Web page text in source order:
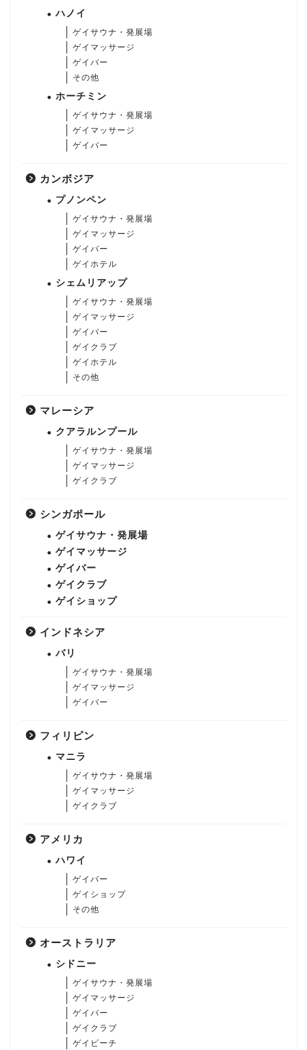
ハノイ
ゲイサウナ・発展場
ゲイマッサージ
ゲイバー
その他
ホーチミン
ゲイサウナ・発展場
ゲイマッサージ
ゲイバー
カンボジア
プノンペン
ゲイサウナ・発展場
ゲイマッサージ
ゲイバー
ゲイホテル
シェムリアップ
ゲイサウナ・発展場
ゲイマッサージ
ゲイバー
ゲイクラブ
ゲイホテル
その他
マレーシア
クアラルンプール
ゲイサウナ・発展場
ゲイマッサージ
ゲイクラブ
シンガポール
ゲイサウナ・発展場
ゲイマッサージ
ゲイバー
ゲイクラブ
ゲイショップ
インドネシア
バリ
ゲイサウナ・発展場
ゲイマッサージ
ゲイバー
フィリピン
マニラ
ゲイサウナ・発展場
ゲイマッサージ
ゲイクラブ
アメリカ
ハワイ
ゲイバー
ゲイショップ
その他
オーストラリア
シドニー
ゲイサウナ・発展場
ゲイマッサージ
ゲイバー
ゲイクラブ
ゲイビーチ